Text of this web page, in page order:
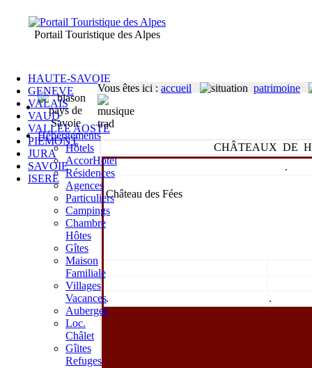
Hébergements
Hôtels
AccorHotel
Résidences
Agences
Particuliers
Campings
Chambre
Hôtes
Gîtes
Maison
Familiale
Villages
Vacances
Auberges
Loc.
Châlet
Gîites
Refuges
HAUTE-SAVOIE
GENEVE
VALAIS
VAUD
VALLEE AOSTE
PIEMONT
JURA
SAVOIE
ISERE
Portail Touristique des Alpes
CHÂTEAUX DE
.
Château des Fées
. .
Vous êtes ici : accueil patrimoine